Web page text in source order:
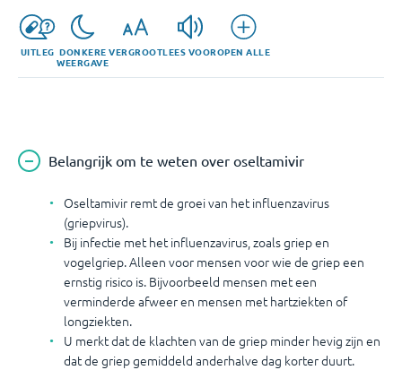
UITLEG DONKERE
WEERGAVE
VERGROOTLEES VOOROPEN ALLE
Belangrijk om te weten over oseltamivir
Oseltamivir remt de groei van het influenzavirus
(griepvirus).
Bij infectie met het influenzavirus, zoals griep en
vogelgriep. Alleen voor mensen voor wie de griep een
ernstig risico is. Bijvoorbeeld mensen met een
verminderde afweer en mensen met hartziekten of
longziekten.
U merkt dat de klachten van de griep minder hevig zijn en
dat de griep gemiddeld anderhalve dag korter duurt.